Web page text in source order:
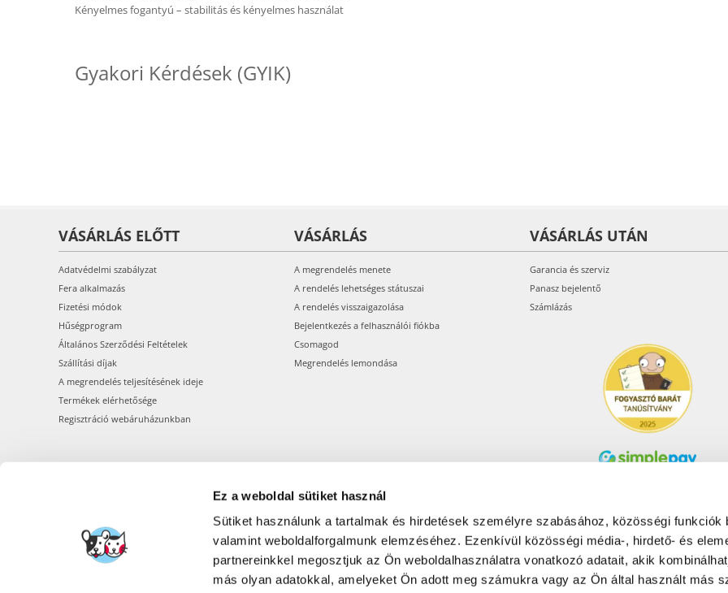
Ez a weboldal sütiket használ
Sütiket használunk a tartalmak és hirdetések személyre szabásához, közösségi funkciók
valamint weboldalforgalmunk elemzéséhez. Ezenkívül közösségi média-, hirdető- és
partnereinkkel megosztjuk az Ön weboldalhasználatra vonatkozó adatait, akik
más olyan adatokkal, amelyeket Ön adott meg számukra vagy az Ön által használt más
Kényelmes fogantyú – stabilitás és kényelmes használat
Gyakori Kérdések (GYIK)
VÁSÁRLÁS ELŐTT
Adatvédelmi szabályzat
Fera alkalmazás
Fizetési módok
Hűségprogram
Általános Szerződési Feltételek
Szállítási díjak
A megrendelés teljesítésének ideje
Termékek elérhetősége
Regisztráció webáruházunkban
VÁSÁRLÁS
A megrendelés menete
A rendelés lehetséges státuszai
A rendelés visszaigazolása
Bejelentkezés a felhasználói fiókba
Csomagod
Megrendelés lemondása
VÁSÁRLÁS UTÁN
Garancia és szerviz
Panasz bejelentő
Számlázás
Olcsóbbat.hu – Spórolni
tudni kell